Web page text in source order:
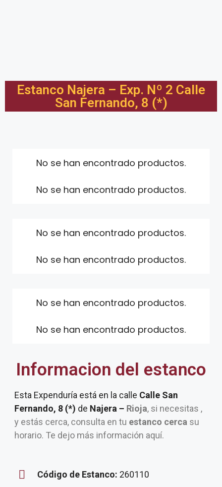
Estanco Najera – Exp. Nº 2 Calle
San Fernando, 8 (*)
No se han encontrado productos.
No se han encontrado productos.
No se han encontrado productos.
No se han encontrado productos.
No se han encontrado productos.
No se han encontrado productos.
Informacion del estanco
Esta Expenduría está en la calle Calle San
Fernando, 8 (*) de Najera – Rioja, si necesitas ,
y estás cerca, consulta en tu estanco cerca su
horario. Te dejo más información aquí.
Código de Estanco: 260110